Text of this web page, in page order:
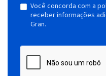
Você concorda com a
receber informações
Gran.